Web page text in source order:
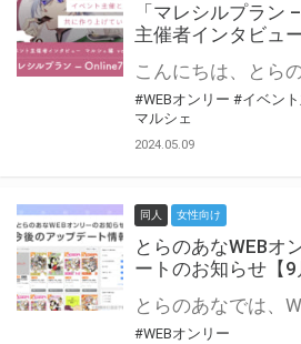
「マレシルプラン
主催者インタビュ
#WEBオンリー #イベン
マルシェ
2024.05.09
同人 女性向け
とらのあなWEBオ
ートのお知らせ【9
#WEBオンリー